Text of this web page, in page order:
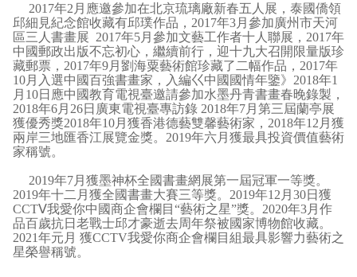
2017年2月應邀參加在北京琉璃廠新春五人展，泰國僑領
邱細見紀念館收藏有邱璞作品，2017年3月參加廣州市天河
區三人書畫展 2017年5月參加文藝工作者十人聯展，2017年
中國郵政出版不忘初心，繼續前行，迎十九大召開限量版珍
藏郵票，2017年9月劉海粟藝術館珍藏了二幅作品，2017年
10月入選中國百強書畫家，入編巜中國國情年鑒》2018年1
月10日應中國教育電視臺邀請參加水墨丹青書畫春晚錄製，
2018年6月26日廣東電視臺專訪錄 2018年7月第三屆蘭亭展
獲優秀獎2018年10月獲香港德藝雙馨藝術家，2018年12月獲
兩岸三地匯香江展覽金獎。2019年六月獲最具投資價值藝術
家稱號。
2019年7月獲墨神杯全國書畫網展第一屆冠軍一等獎。
2019年十二月獲全國書畫大賽三等獎。2019年12月30日獲
CCTⅤ我愛你中國商企會欄目“藝術之星”獎。2020年3月作
品百歲抗日老戰士邱才豪逝去周年祭被國家博物館收藏。
2021年元月 獲CCTV我愛你商企會欄目組最具影響力藝術之
星榮譽稱號。